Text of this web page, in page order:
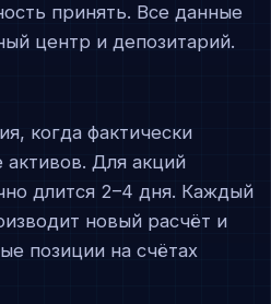
принять. Все данные
центр и депозитарий.
когда фактически
Для акций
длится 2–4 дня. Каждый
новый расчёт и
позиции на счётах